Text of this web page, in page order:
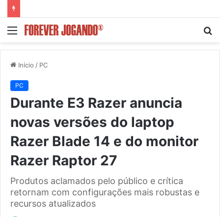
Menu
Início / PC
PC
Durante E3 Razer anuncia
novas versões do laptop
Razer Blade 14 e do monitor
Razer Raptor 27
Produtos aclamados pelo público e crítica
retornam com configurações mais robustas e
recursos atualizados